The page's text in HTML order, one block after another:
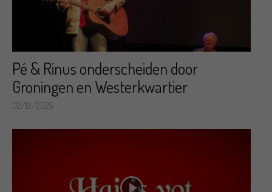
Pé & Rinus onderscheiden door
Groningen en Westerkwartier
02/12/2025